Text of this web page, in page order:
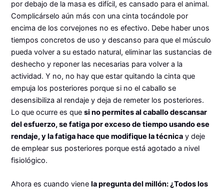
por debajo de la masa es difícil, es cansado para el animal.
Complicárselo aún más con una cinta tocándole por
encima de los corvejones no es efectivo. Debe haber unos
tiempos concretos de uso y descanso para que el músculo
pueda volver a su estado natural, eliminar las sustancias de
deshecho y reponer las necesarias para volver a la
actividad. Y no, no hay que estar quitando la cinta que
empuja los posteriores porque si no el caballo se
desensibiliza al rendaje y deja de remeter los posteriores.
Lo que ocurre es quesi no permites al caballo descansar
del esfuerzo, se fatiga por exceso de tiempo usando ese
rendaje, y la fatiga hace que modifique la técnica y deje
de emplear sus posteriores porque está agotado a nivel
fisiológico.
Ahora es cuando vienela pregunta del millón: ¿Todos los